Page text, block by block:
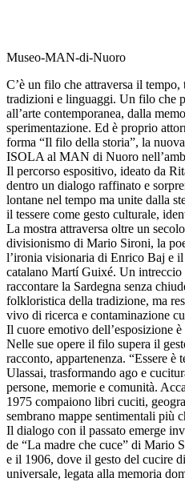
Museo-MAN-di-Nuoro
C’è un filo che attraversa il tempo,
tradizioni e linguaggi. Un filo che
all’arte contemporanea, dalla
sperimentazione. Ed è proprio
forma “Il filo della storia”, la
ISOLA al MAN di Nuoro
Il percorso espositivo, ideato da
dentro un dialogo raffinato e
lontane nel tempo ma unite dalla
il tessere come gesto culturale,
La mostra attraversa oltre un
divisionismo di Mario Sironi, la
l’ironia visionaria di Enrico Baj e
catalano Martí Guixé. Un intreccio
raccontare la Sardegna senza
folkloristica della tradizione, ma
vivo di ricerca e contaminazione
Il cuore emotivo dell’esposizione
Nelle sue opere il filo supera il
racconto, appartenenza. “Essere è
Ulassai, trasformando ago e
persone, memorie e comunità.
1975 compaiono libri cuciti,
sembrano mappe sentimentali più
Il dialogo con il passato emerge
de “La madre che cuce” di Mario
e il 1906, dove il gesto del cucire
universale, legata alla memoria